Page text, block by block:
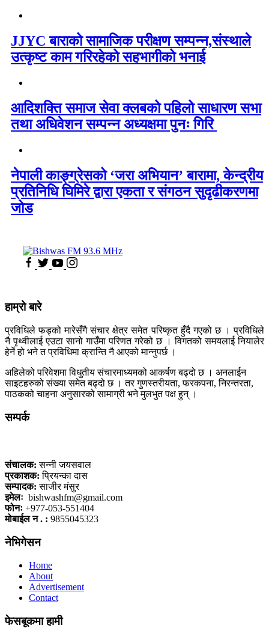
JJYC बाराको सामाजिक परीक्षण सम्पन्न,संस्थाले
उत्कृष्ट काम गरिरहेको सहभागीको भनाई
आदिशक्ति समाज सेवा क्लबको पहिलो साधारण सभा
तथा अधिवेशन सम्पन्न अध्यक्षमा पुनः गिरि
नेपाली काङ्ग्रेसको ‘जरा अभियान’ बारामा, केन्द्रीय
प्रतिनिधि घिमिरे द्वारा एकता र संगठन सुदृढीकरणमा
जोड
हाम्रो बारे
प्रविधिले फड्को मारेसँगै संचार क्षेत्र समेत परिष्कृत हुँदै गएको छ । प्रविधिले
नै पृथ्वीलाई एउटा सानो गाउँमा परिणत गरेको छ । विगतको समयलाई नियालेर
हेर्ने हो भने त प्रविधिमा क्रान्ति नै आएको मान्नुपर्छ ।
अहिलेको परिवेशमा विधुतीय संचारमाध्यमको आकर्षण बढ्दो छ । अनलाईन
साइटहरुको संख्या समेत बढ्दो छ । तर गुणस्तरीयता, फरकपना, निरन्तरता,
पाठकको चाहना अनुसारको सामाग्री भने मुलभुत पक्ष हुन् ।
सम्पर्क
संचालक: सन्नी जयसवाल
प्रकाशक: प्रियन्का दास
सम्पादक: साजीर मंसुर
इमेलः bishwashfm@gmail.com
फोनः +977-053-551404
मोबाईल न . : 9855045323
नेभिगेसन
Home
About
Advertisement
Contact
फेसबूकमा हामी